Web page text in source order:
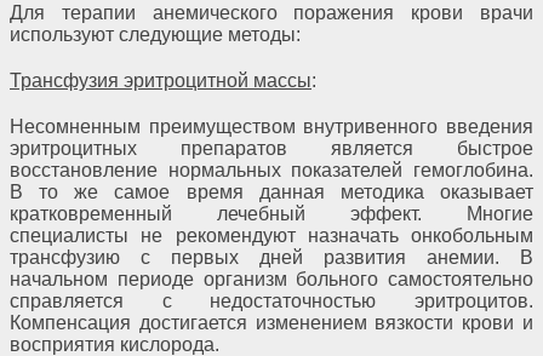
Для терапии анемического поражения крови врачи
используют следующие методы:
Трансфузия эритроцитной массы:
Несомненным преимуществом внутривенного введения
эритроцитных препаратов является быстрое
восстановление нормальных показателей гемоглобина.
В то же самое время данная методика оказывает
кратковременный лечебный эффект. Многие
специалисты не рекомендуют назначать онкобольным
трансфузию с первых дней развития анемии. В
начальном периоде организм больного самостоятельно
справляется с недостаточностью эритроцитов.
Компенсация достигается изменением вязкости крови и
восприятия кислорода.